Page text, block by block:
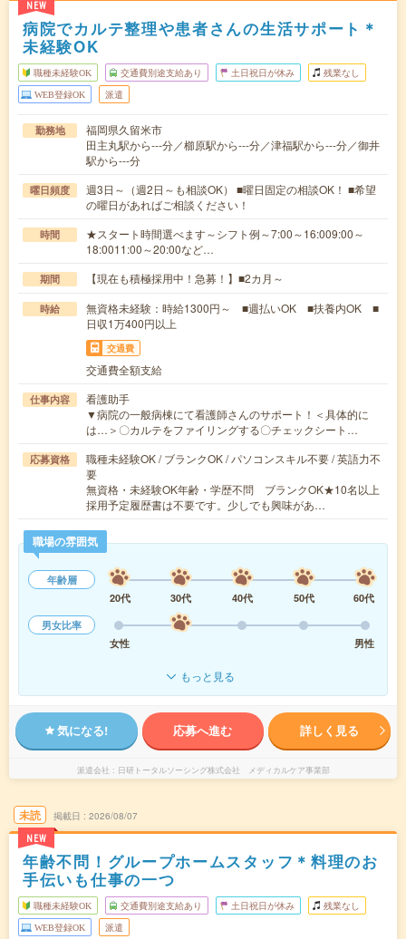
NEW
病院でカルテ整理や患者さんの生活サポート＊
未経験OK
職種未経験OK 交通費別途支給あり 土日祝日が休み 残業なし
WEB登録OK 派遣
勤務地
福岡県久留米市
田主丸駅から---分／櫛原駅から---分／津福駅から---分／御井
駅から---分
曜日頻度
週3日～（週2日～も相談OK） ■曜日固定の相談OK！ ■希望
の曜日があればご相談ください！
時間
★スタート時間選べます～シフト例～7:00～16:009:00～
18:0011:00～20:00など…
期間 【現在も積極採用中！急募！】■2カ月～
時給
無資格未経験：時給1300円～ ■週払いOK ■扶養内OK ■
日収1万400円以上
交通費
交通費全額支給
仕事内容
看護助手
▼病院の一般病棟にて看護師さんのサポート！＜具体的に
は…＞〇カルテをファイリングする〇チェックシート…
応募資格
職種未経験OK / ブランクOK / パソコンスキル不要 / 英語力不
要
無資格・未経験OK年齢・学歴不問 ブランクOK★10名以上
採用予定履歴書は不要です。少しでも興味があ…
職場の雰囲気
年齢層
20代
30代 40代 50代
60代
男女比率
女性
男性
もっと見る
気になる! 応募へ進む 詳しく見る
派遣会社 日研トータルソーシング株式会社 メディカルケア事業部
未読
NEW
掲載日 2026/08/07
年齢不問！グループホームスタッフ＊料理のお
手伝いも仕事の一つ
職種未経験OK 交通費別途支給あり 土日祝日が休み 残業なし
WEB登録OK 派遣